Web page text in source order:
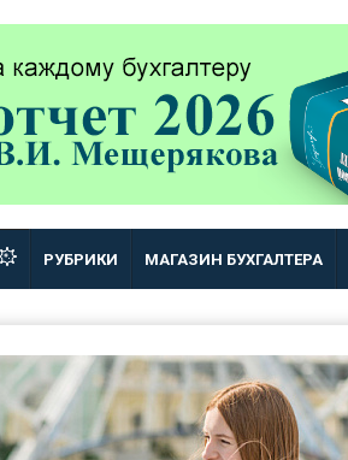
РУБРИКИ МАГАЗИН БУХГАЛТЕРА